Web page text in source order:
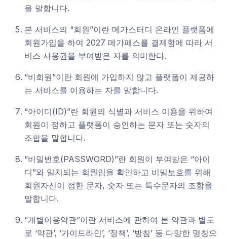
을 말합니다.
본 서비스의 “회원”이란 메가스터디 온라인 플랫폼에
회원가입을 하여 2027 메가패스를 결제함에 따라 서
비스 사용권을 부여받은 자를 의미한다.
“비회원”이란 회원에 가입하지 않고 플랫폼이 제공하
는 서비스를 이용하는 자를 말합니다.
“아이디(ID)”란 회원의 식별과 서비스 이용을 위하여
회원이 정하고 플랫폼이 승인하는 문자 또는 숫자의
조합을 말합니다.
“비밀번호(PASSWORD)”란 회원이 부여받은 “아이
디”와 일치되는 회원임을 확인하고 비밀보호를 위해
회원자신이 정한 문자, 숫자 또는 특수문자의 조합을
말합니다.
“개별이용약관”이란 서비스에 관하여 본 약관과 별도
로 ‘약관’, ‘가이드라인’, ‘정책’, ‘방침’ 등 다양한 명칭으